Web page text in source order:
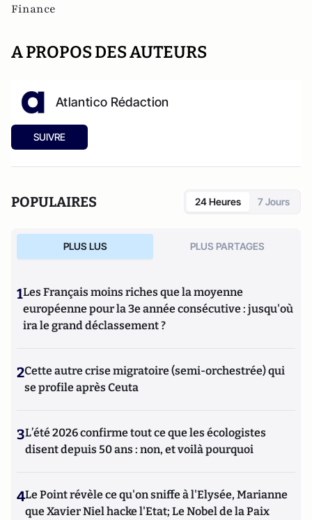
Finance
A PROPOS DES AUTEURS
Atlantico Rédaction
SUIVRE
POPULAIRES 24 Heures 7 Jours
PLUS LUS PLUS PARTAGES
1Les Français moins riches que la moyenne
européenne pour la 3e année consécutive : jusqu'où
ira le grand déclassement ?
2Cette autre crise migratoire (semi-orchestrée) qui
se profile après Ceuta
3L’été 2026 confirme tout ce que les écologistes
disent depuis 50 ans : non, et voilà pourquoi
4Le Point révèle ce qu'on sniffe à l'Elysée, Marianne
que Xavier Niel hacke l'Etat; Le Nobel de la Paix